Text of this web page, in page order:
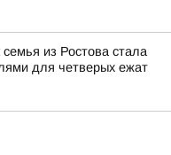
из Ростова стала
для четверых ежат